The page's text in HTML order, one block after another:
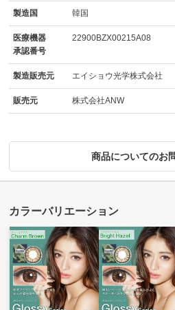
製造国 韓国
医療機器
承認番号
22900BZX00215A08
製造販売元 エイショウ光学株式会社
販売元 株式会社ANW
商品についてのお